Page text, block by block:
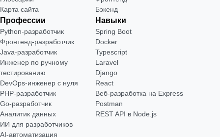
Карта сайта
Бэкенд
Профессии
Python-разработчик
Фронтенд-разработчик
Java-разработчик
Инженер по ручному
тестированию
DevOps-инженер с нуля
РНР-разработчик
Go-разработчик
Аналитик данных
ИИ для разработчиков
AI-автоматизация
Навыки
Spring Boot
Docker
Typescript
Laravel
Django
React
Веб-разработка на Express
Postman
REST API в Node.js